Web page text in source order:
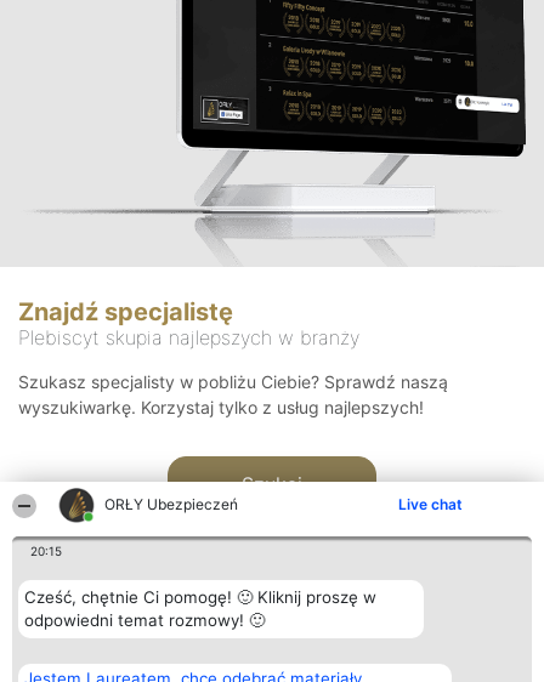
ORŁY Ubezpieczeń Live chat
20:15
Cześć, chętnie Ci pomogę! 🙂 Kliknij proszę w
odpowiedni temat rozmowy! 🙂
Znajdź specjalistę
Plebiscyt skupia najlepszych w branży
Szukasz specjalisty w pobliżu Ciebie? Sprawdź naszą
wyszukiwarkę. Korzystaj tylko z usług najlepszych!
Szukaj
Organizator plebiscytu Plebiscyt Kontakt